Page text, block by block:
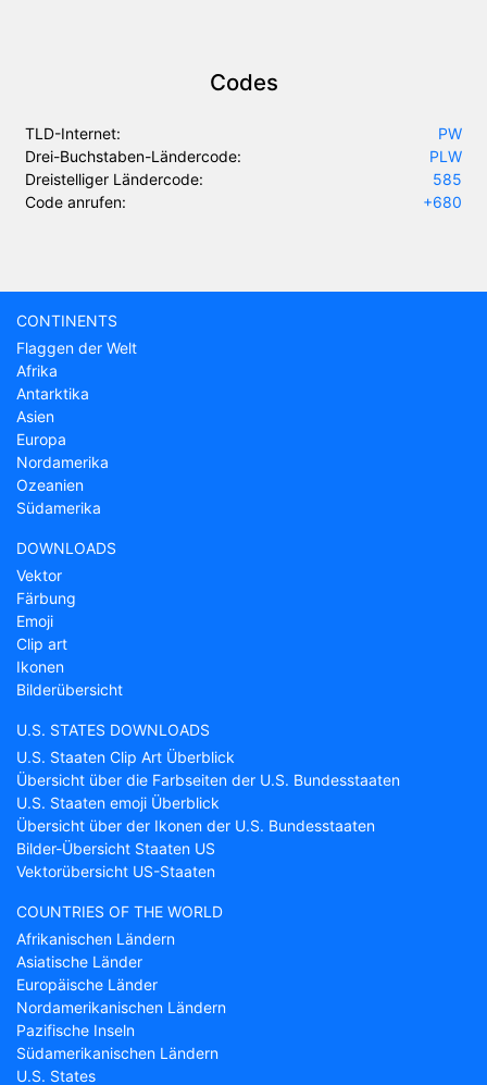
Codes
TLD-Internet:
PW
Drei-Buchstaben-Ländercode:
PLW
Dreistelliger Ländercode:
585
Code anrufen:
+680
CONTINENTS
Flaggen der Welt
Afrika
Antarktika
Asien
Europa
Nordamerika
Ozeanien
Südamerika
DOWNLOADS
Vektor
Färbung
Emoji
Clip art
Ikonen
Bilderübersicht
U.S. STATES DOWNLOADS
U.S. Staaten Clip Art Überblick
Übersicht über die Farbseiten der U.S. Bundesstaaten
U.S. Staaten emoji Überblick
Übersicht über der Ikonen der U.S. Bundesstaaten
Bilder-Übersicht Staaten US
Vektorübersicht US-Staaten
COUNTRIES OF THE WORLD
Afrikanischen Ländern
Asiatische Länder
Europäische Länder
Nordamerikanischen Ländern
Pazifische Inseln
Südamerikanischen Ländern
U.S. States